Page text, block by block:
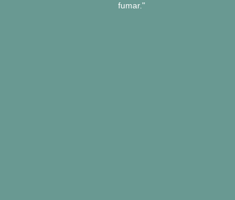
fumar."